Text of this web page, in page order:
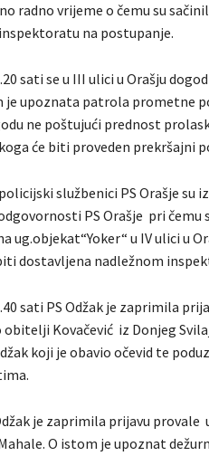
radno vrijeme o čemu su
na postupanje.
sati se u III ulici u Orašju
je upoznata patrola prometne
ne poštujući prednost
će biti proveden prekršajni
službenici PS Orašje
PS Orašje pri
ug.objekat“Yoker“ u IV ulici u
dostavljena nadležnom
sati PS Odžak je zaprimila
Kovačević iz Donjeg
koji je obavio očevid te
je zaprimila prijavu
O istom je upoznat